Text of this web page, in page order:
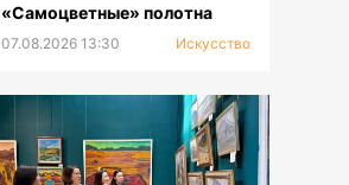
«Самоцветные» полотна
07.08.2026 13:30 Искусство